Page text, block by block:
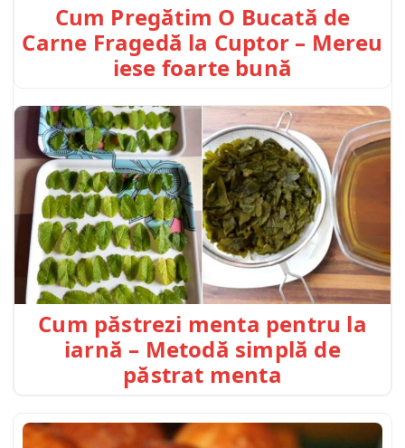
Cum Pregătim O Bucată de
Carne Fragedă la Cuptor – Mereu
iese foarte bună
Cum păstrezi menta pentru la
iarnă – Metodă simplă de
păstrat menta